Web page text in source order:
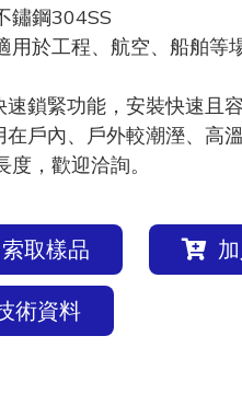
鏽鋼304SS
用於工程、航空、船舶等
速鎖緊功能，安裝快速且容
在戶內、戶外較潮溼、高
，歡迎洽詢。
索取樣品
術資料